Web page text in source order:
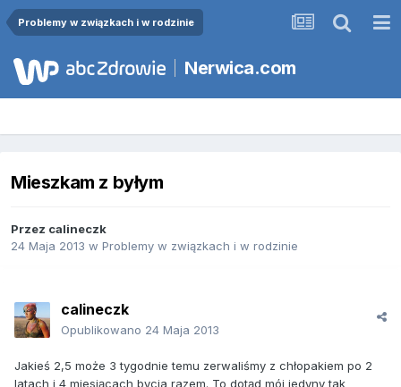
Problemy w związkach i w rodzinie
Nerwica.com
Mieszkam z byłym
Przez calineczk
24 Maja 2013 w Problemy w związkach i w rodzinie
calineczk
Opublikowano 24 Maja 2013
Jakieś 2,5 może 3 tygodnie temu zerwaliśmy z chłopakiem po 2
latach i 4 miesiącach bycia razem. To dotąd mój jedyny tak